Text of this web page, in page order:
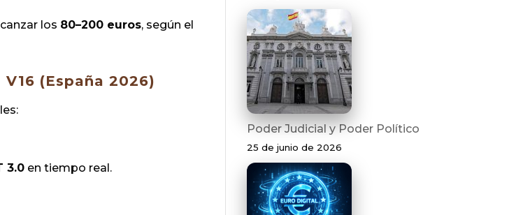
los 80–200 euros, según el
(España 2026)
3.0 en tiempo real.
Poder Judicial y Poder Político
25 de junio de 2026